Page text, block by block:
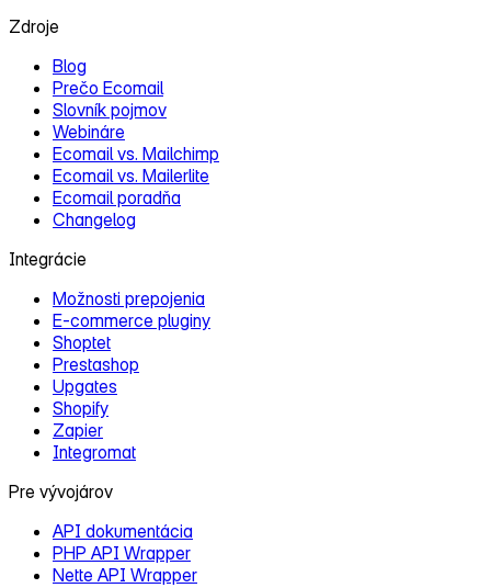
Zdroje
Blog
Prečo Ecomail
Slovník pojmov
Webináre
Ecomail vs. Mailchimp
Ecomail vs. Mailerlite
Ecomail poradňa
Changelog
Integrácie
Možnosti prepojenia
E‑commerce pluginy
Shoptet
Prestashop
Upgates
Shopify
Zapier
Integromat
Pre vývojárov
API dokumentácia
PHP API Wrapper
Nette API Wrapper